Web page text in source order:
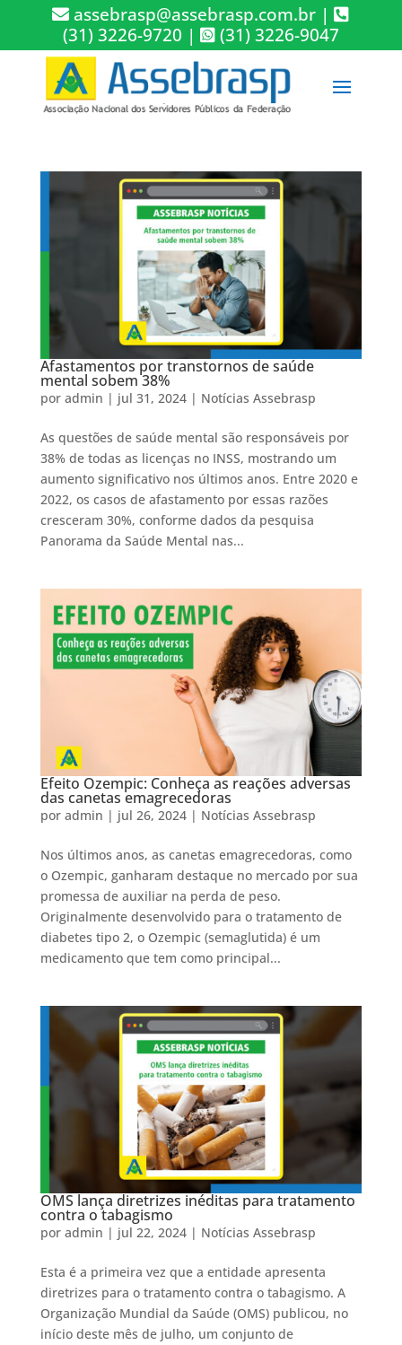
assebrasp@assebrasp.com.br |
(31) 3226-9720 | (31) 3226-9047
Afastamentos por transtornos de saúde
mental sobem 38%
por admin | jul 31, 2024| Notícias Assebrasp
As questões de saúde mental são responsáveis por
38% de todas as licenças no INSS, mostrando um
aumento significativo nos últimos anos. Entre 2020 e
2022, os casos de afastamento por essas razões
cresceram 30%, conforme dados da pesquisa
Panorama da Saúde Mental nas...
Efeito Ozempic: Conheça as reações adversas
das canetas emagrecedoras
por admin | jul 26, 2024| Notícias Assebrasp
Nos últimos anos, as canetas emagrecedoras, como
o Ozempic, ganharam destaque no mercado por sua
promessa de auxiliar na perda de peso.
Originalmente desenvolvido para o tratamento de
diabetes tipo 2, o Ozempic (semaglutida) é um
medicamento que tem como principal...
OMS lança diretrizes inéditas para tratamento
contra o tabagismo
por admin | jul 22, 2024| Notícias Assebrasp
Esta é a primeira vez que a entidade apresenta
diretrizes para o tratamento contra o tabagismo. A
Organização Mundial da Saúde (OMS) publicou, no
início deste mês de julho, um conjunto de